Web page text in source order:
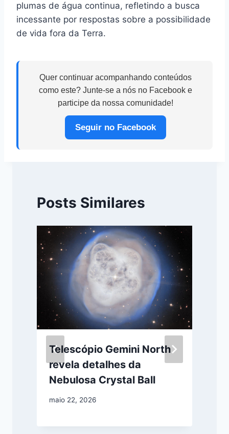
plumas de água continua, refletindo a busca
incessante por respostas sobre a possibilidade
de vida fora da Terra.
Quer continuar acompanhando conteúdos
como este? Junte-se a nós no Facebook e
participe da nossa comunidade!
Seguir no Facebook
Posts Similares
Telescópio Gemini North
revela detalhes da
Nebulosa Crystal Ball
maio 22, 2026